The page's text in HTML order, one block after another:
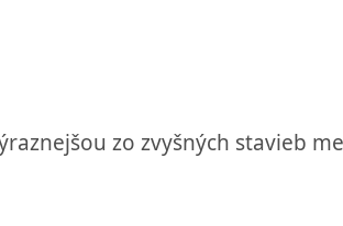
zo zvyšných stavieb